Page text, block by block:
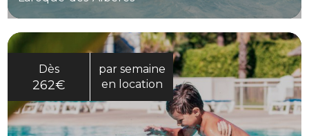
Dès
262€
par semaine
en location